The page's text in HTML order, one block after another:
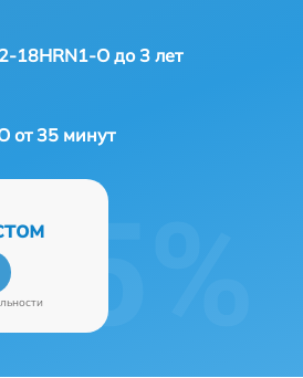
18HRN1-O до 3 лет
от 35 минут